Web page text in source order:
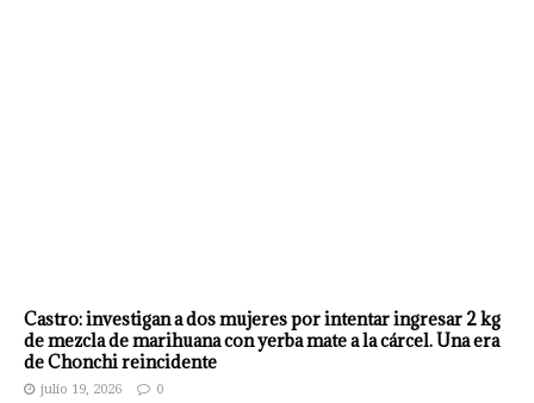
Castro: investigan a dos mujeres por intentar ingresar 2 kg
de mezcla de marihuana con yerba mate a la cárcel. Una era
de Chonchi reincidente
julio 19, 2026 0